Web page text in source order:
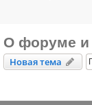
О форуме и
Новая тема
Новаятема